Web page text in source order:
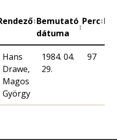
↕Bemutató
dátuma
↕
Perc↕
Hans
Drawe,
Magos
György
1984. 04.
29.
97